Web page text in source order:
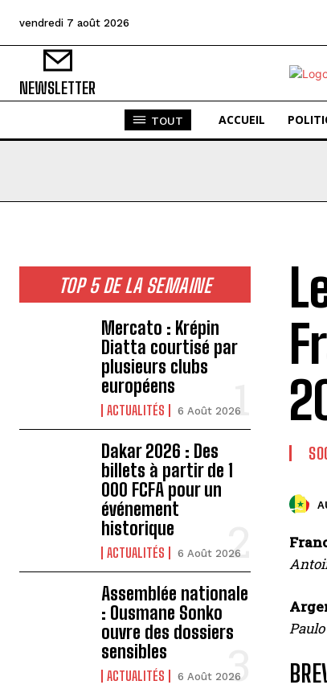
vendredi 7 août 2026
NEWSLETTER
TOUT ACCUEIL
TOP 5 DE LA SEMAINE
Mercato : Krépin
Diatta courtisé par
plusieurs clubs
européens
ACTUALITÉS 6 Août 2026
Dakar 2026 : Des
billets à partir de 1
000 FCFA pour un
événement
historique
ACTUALITÉS 6 Août 2026
Assemblée nationale
: Ousmane Sonko
ouvre des dossiers
sensibles
ACTUALITÉS 6 Août 2026